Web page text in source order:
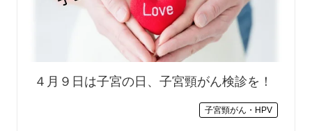
４月９日は子宮の日、子宮頸がん検診を！
子宮頸がん・HPV